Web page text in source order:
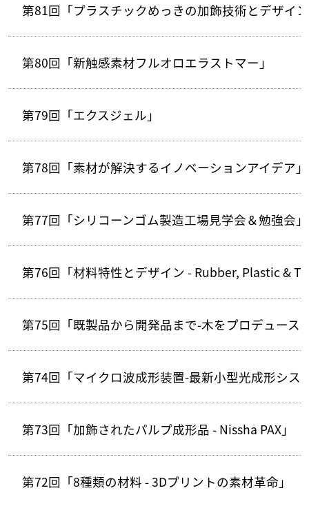
第81回「プラスチックめっきの加飾技術とデザイ
第80回「新触感素材フルオロエラストマー」
第79回「エクスジェル」
第78回「素材が解決するイノベーションアイデア」
第77回「シリコーンゴム製造工場見学会＆勉強会」
第76回「材料特性とデザイン - Rubber, Plastic &
第75回「既製品から開発品まで-木をプロデュース
第74回「マイクロ波成形装置-最新小型光成形シス
第73回「加飾されたパルプ成形品 - Nissha PAX」
第72回「8種類の材料 - 3Dプリントの素材革命」